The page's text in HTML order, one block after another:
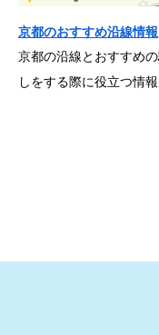
京都のおすすめ沿線情報
京都の沿線とおすすめ
しをする際に役立つ情報